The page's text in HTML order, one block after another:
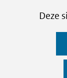
CookiesDeze